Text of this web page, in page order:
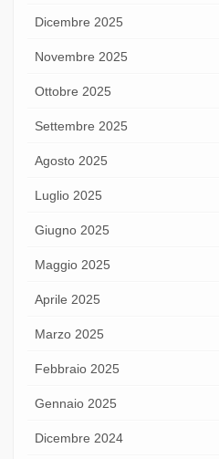
Dicembre 2025
Novembre 2025
Ottobre 2025
Settembre 2025
Agosto 2025
Luglio 2025
Giugno 2025
Maggio 2025
Aprile 2025
Marzo 2025
Febbraio 2025
Gennaio 2025
Dicembre 2024